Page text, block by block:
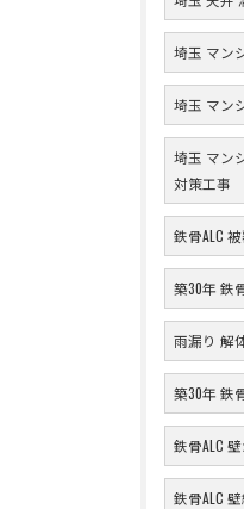
埼玉 マン
埼玉 マン
埼玉 マン
対策工事
鉄骨ALC
築30年 鉄
雨漏り 解
築30年 鉄
鉄骨ALC
鉄骨ALC